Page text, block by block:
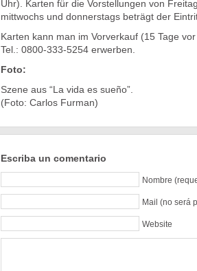
Uhr). Karten für die Vorstellungen von
mittwochs und donnerstags beträgt der
Karten kann man im Vorverkauf (15 Tage
Tel.: 0800-333-5254 erwerben.
Foto:
Szene aus “La vida es sueño”.
(Foto: Carlos Furman)
Escriba un comentario
Nombre
Mail (no será
Website